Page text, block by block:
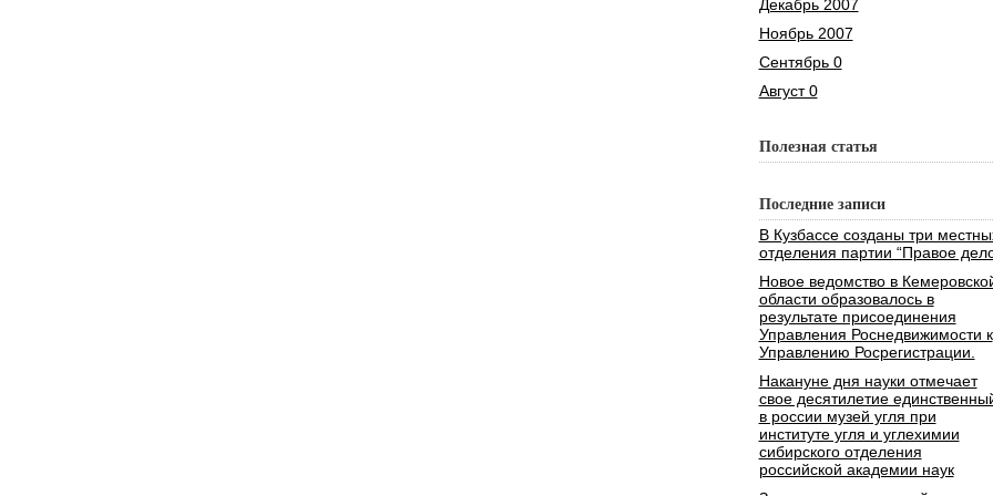
Декабрь 2007
Ноябрь 2007
Сентябрь 0
Август 0
Полезная статья
Последние записи
В Кузбассе созданы три
отделения партии “Правое
Новое ведомство в
области образовалось в
результате присоединения
Управления Роснедвижимости к
Управлению Росрегистрации.
Накануне дня науки отмечает
свое десятилетие
в россии музей угля при
институте угля и углехимии
сибирского отделения
российской академии наук